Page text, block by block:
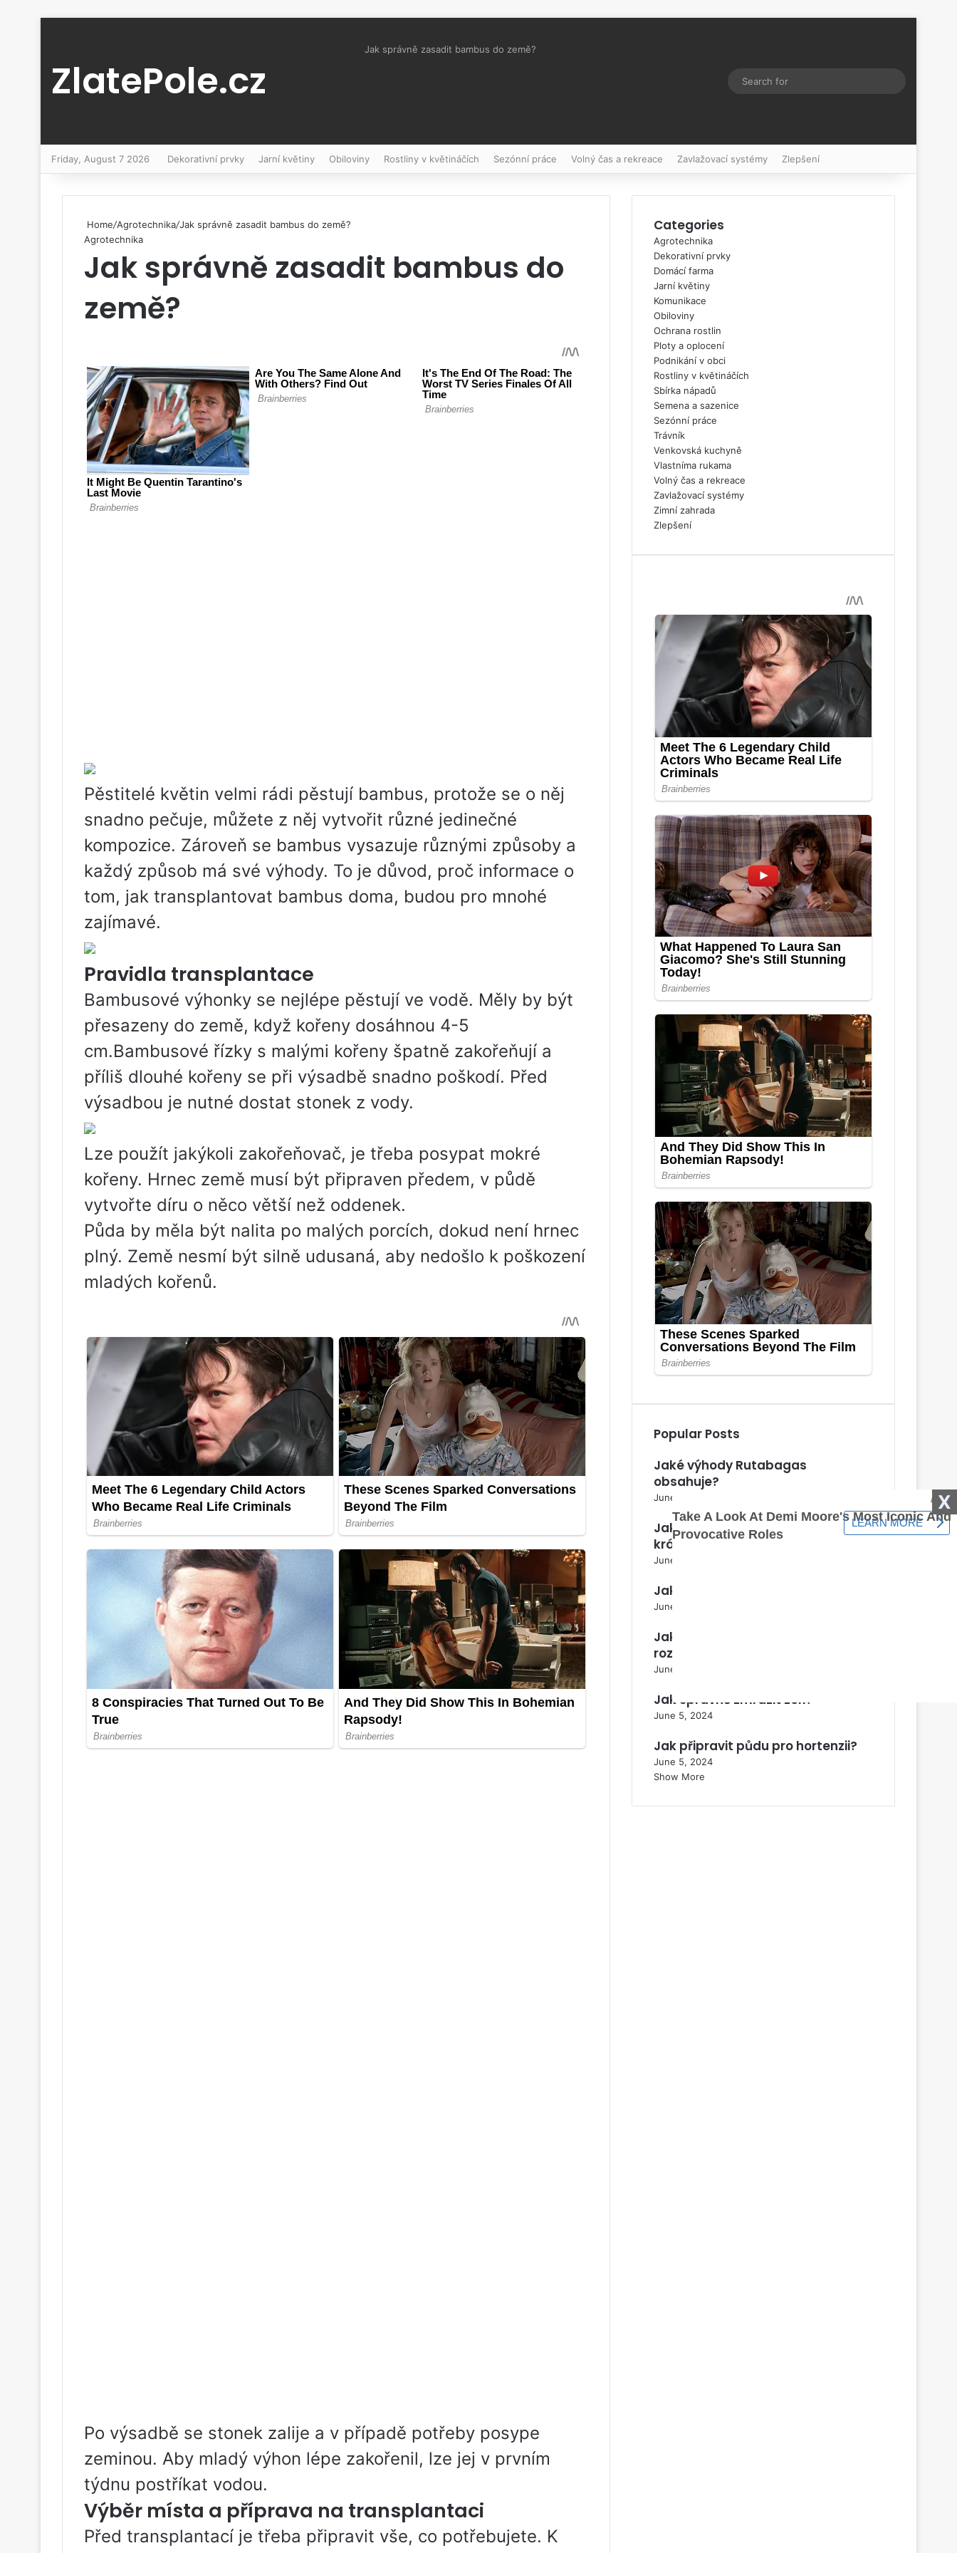
ZlatePole.cz
Jak správně zasadit bambus do země?
Switch skin
Friday, August 7 2026 Dekorativní prvky Jarní květiny Obiloviny Rostliny v květináčích Sezónní práce Volný čas a rekreace Zavlažovací systémy Zlepšení
Home/Agrotechnika/Jak správně zasadit bambus do země?
Agrotechnika
Jak správně zasadit bambus do
země?
X
Pěstitelé květin velmi rádi pěstují bambus, protože se o něj
snadno pečuje, můžete z něj vytvořit různé jedinečné
kompozice. Zároveň se bambus vysazuje různými způsoby a
každý způsob má své výhody. To je důvod, proč informace o
tom, jak transplantovat bambus doma, budou pro mnohé
zajímavé.
Pravidla transplantace
Bambusové výhonky se nejlépe pěstují ve vodě. Měly by být
přesazeny do země, když kořeny dosáhnou 4-5
cm.Bambusové řízky s malými kořeny špatně zakořeňují a
příliš dlouhé kořeny se při výsadbě snadno poškodí. Před
výsadbou je nutné dostat stonek z vody.
Lze použít jakýkoli zakořeňovač, je třeba posypat mokré
kořeny. Hrnec země musí být připraven předem, v půdě
vytvořte díru o něco větší než oddenek.
Půda by měla být nalita po malých porcích, dokud není hrnec
plný. Země nesmí být silně udusaná, aby nedošlo k poškození
mladých kořenů.
Po výsadbě se stonek zalije a v případě potřeby posype
zeminou. Aby mladý výhon lépe zakořenil, lze jej v prvním
týdnu postříkat vodou.
Výběr místa a příprava na transplantaci
Před transplantací je třeba připravit vše, co potřebujete. K
Categories
Agrotechnika
Dekorativní prvky
Domácí farma
Jarní květiny
Komunikace
Obiloviny
Ochrana rostlin
Ploty a oplocení
Podnikání v obci
Rostliny v květináčích
Sbírka nápadů
Semena a sazenice
Sezónní práce
Trávník
Venkovská kuchyně
Vlastníma rukama
Volný čas a rekreace
Zavlažovací systémy
Zimní zahrada
Zlepšení
Popular Posts
Jaké výhody Rutabagas
obsahuje?
June 5, 2024
Jak rozeznat samce od samice
králíka?
June 5, 2024
Jak správně zasít krmnou řepu?
June 5, 2024
Jak se rostlina Perovskia
rozmnožuje?
June 5, 2024
Jak správně zmrazit zelí?
June 5, 2024
Jak připravit půdu pro hortenzii?
June 5, 2024
Show More